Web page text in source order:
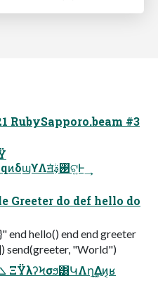
RubySapporo.beam #3
Greeter do def hello do
end hello() end end greeter
send(greeter, "World")